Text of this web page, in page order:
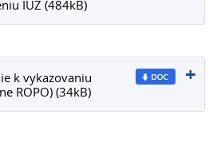
IUZ (484kB)
k vykazovaniu
ROPO) (34kB)